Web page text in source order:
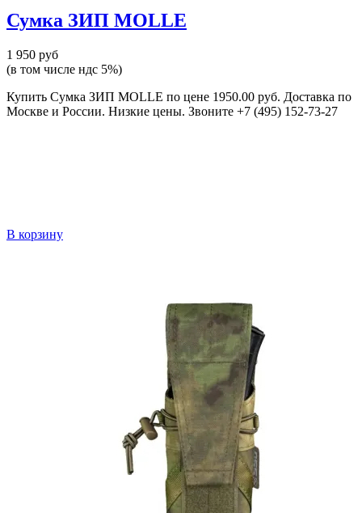
Сумка ЗИП MOLLE
1 950 руб
(в том числе ндс 5%)
Купить Сумка ЗИП MOLLE по цене 1950.00 руб. Доставка по
Москве и России. Низкие цены. Звоните +7 (495) 152-73-27
В корзину